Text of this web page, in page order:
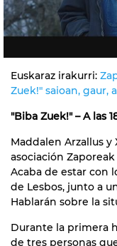
Euskaraz irakurri:
Zuek!" saioan, gaur,
"Biba Zuek!" – A las
Maddalen Arzallus y
asociación
Acaba de estar con
de Lesbos, junto a
Hablarán sobre la
Durante la primera
de tres personas